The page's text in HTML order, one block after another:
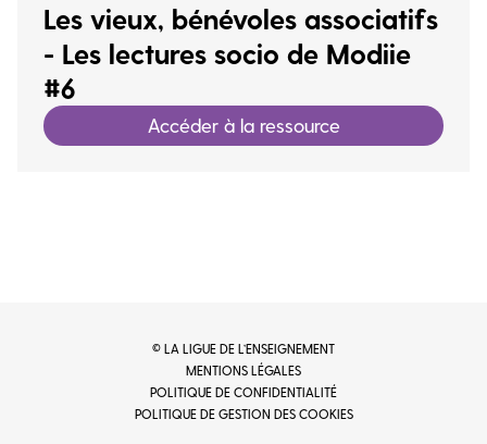
Les vieux, bénévoles associatifs
- Les lectures socio de Modiie
#6
Accéder à la ressource
© LA LIGUE DE L’ENSEIGNEMENT
MENTIONS LÉGALES
POLITIQUE DE CONFIDENTIALITÉ
POLITIQUE DE GESTION DES COOKIES